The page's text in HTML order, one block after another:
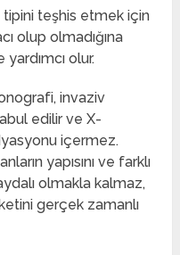
teşhis etmek için
olup olmadığına
olur.
invaziv
edilir ve X-
içermez.
yapısını ve farklı
olmakla kalmaz,
gerçek zamanlı